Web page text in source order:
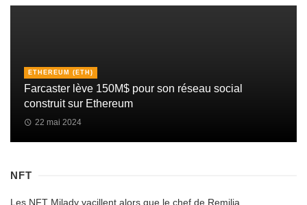
ETHEREUM (ETH)
Farcaster lève 150M$ pour son réseau social
construit sur Ethereum
22 mai 2024
NFT
Les NFT Milady vacillent alors que le chef de Remilia